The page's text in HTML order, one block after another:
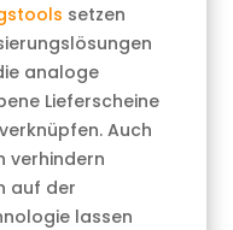
setzen
analoge
Lieferscheine
Auch
verhindern
auf der
lassen